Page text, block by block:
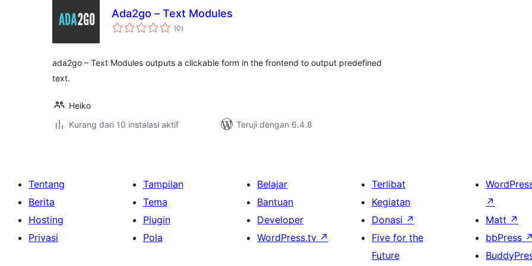
Ada2go – Text Modules
(0total
rating
)
ada2go – Text Modules outputs a clickable form in the frontend to output predefined
text.
Heiko
Kurang dari 10 instalasi aktif
Teruji dengan 6.4.8
Tentang
Berita
Hosting
Privasi
Tampilan
Tema
Plugin
Pola
Belajar
Bantuan
Developer
WordPress.tv ↗
Terlibat
Kegiatan
Donasi ↗
Five for the
Future
↗
Matt ↗
bbPress ↗